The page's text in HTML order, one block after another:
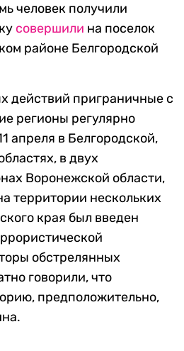
человек получили
совершили на поселок
районе Белгородской
действий приграничные с
регионы регулярно
апреля в Белгородской,
в двух
Воронежской области,
территории нескольких
края был введен
обстрелянных
говорили, что
предположительно,